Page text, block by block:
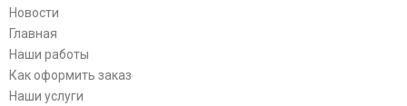
Новости
Главная
Наши работы
Как оформить заказ
Наши услуги